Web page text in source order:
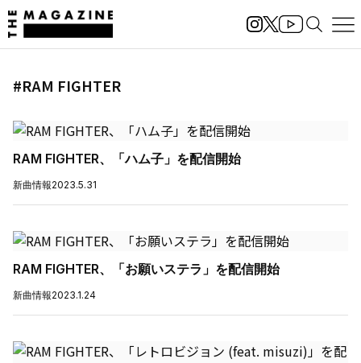
#RAM FIGHTER
RAM FIGHTER、「ハム子」を配信開始
新曲情報2023.5.31
RAM FIGHTER、「お願いステラ」を配信開始
新曲情報2023.1.24